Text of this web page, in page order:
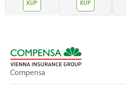
KUP KUP
Compensa